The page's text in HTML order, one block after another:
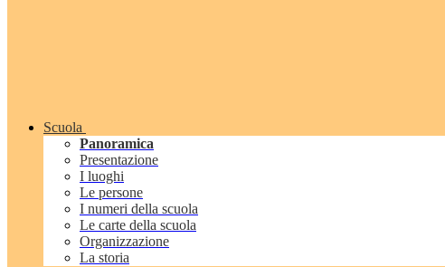
Scuola
Panoramica
Presentazione
I luoghi
Le persone
I numeri della scuola
Le carte della scuola
Organizzazione
La storia